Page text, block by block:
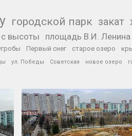
городской парк закат
высоты площадь В.И. Ленина
Первый снег старое озеро
ул. Победы Советская новое озеро